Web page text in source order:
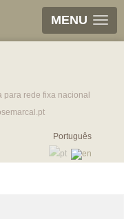
MENU
para rede fixa nacional
Português